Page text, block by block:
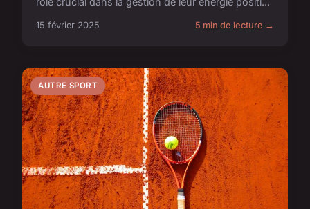
15 février 2025 5 min de lecture →
AUTRE SPORT